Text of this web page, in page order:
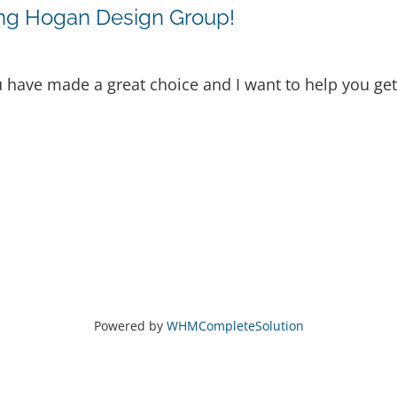
Hogan Design Group!
have made a great choice and I want to help you
Powered by WHMCompleteSolution